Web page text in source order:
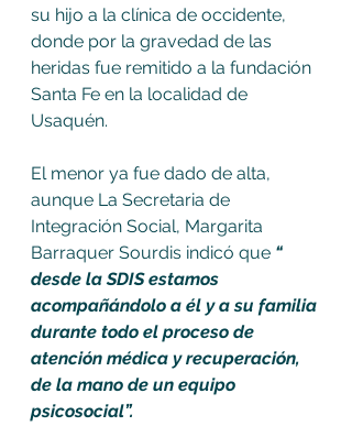
su hijo a la clínica de occidente,
donde por la gravedad de las
heridas fue remitido a la fundación
Santa Fe en la localidad de
Usaquén.
El menor ya fue dado de alta,
aunque La Secretaria de
Integración Social, Margarita
Barraquer Sourdis indicó que “
desde la SDIS estamos
acompañándolo a él y a su familia
durante todo el proceso de
atención médica y recuperación,
de la mano de un equipo
psicosocial”.